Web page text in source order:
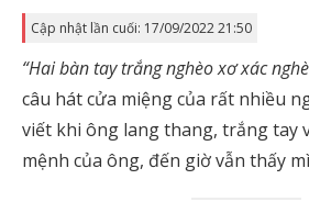
Cập nhật lần cuối: 17/09/2022 21:50
“Hai bàn tay trắng nghèo xơ xác
câu hát cửa miệng của rất nhiều
viết khi ông lang thang, trắng tay
mệnh của ông, đến giờ vẫn thấy